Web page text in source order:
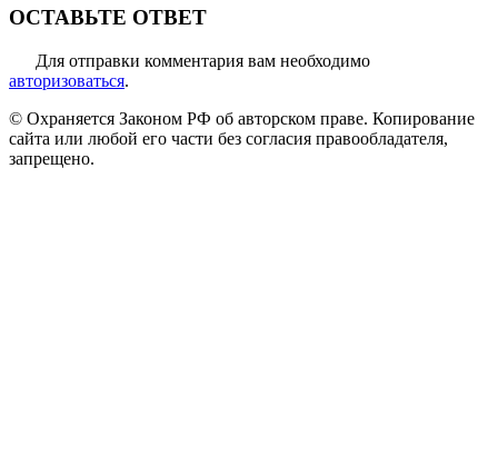
ОСТАВЬТЕ ОТВЕТ
Для отправки комментария вам необходимо
авторизоваться.
© Охраняется Законом РФ об авторском праве. Копирование
сайта или любой его части без согласия правообладателя,
запрещено.